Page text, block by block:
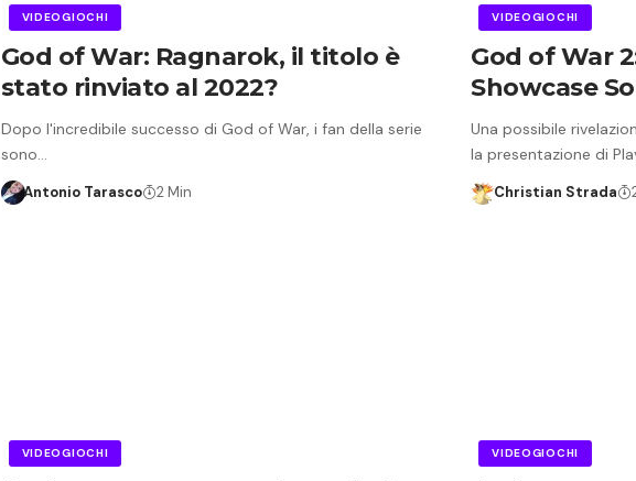
VIDEOGIOCHI
God of War: Ragnarok, il titolo è
stato rinviato al 2022?
Dopo l'incredibile successo di God of War, i fan della serie
sono…
Antonio Tarasco 2 Min
VIDEOGIOCHI
God of War
Showcase
Una possibile
la presentazione di
Christian Strada
VIDEOGIOCHI VIDEOGIOCHI